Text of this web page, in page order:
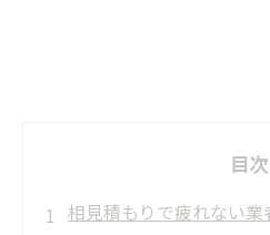
目次
相見積もりで疲れない業